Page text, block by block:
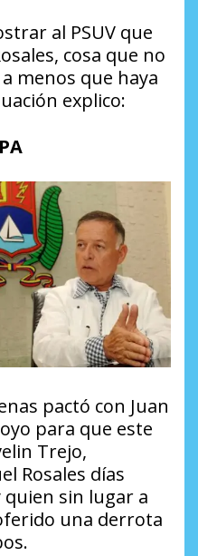
al PSUV que
cosa que no
menos que haya
explico:
pactó con Juan
para que este
Trejo,
Rosales días
sin lugar a
una derrota